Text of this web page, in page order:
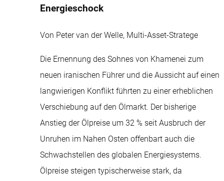
Energieschock
Von Peter van der Welle, Multi-Asset-Stratege
Die Ernennung des Sohnes von Khamenei zum
neuen iranischen Führer und die Aussicht auf einen
langwierigen Konflikt führten zu einer erheblichen
Verschiebung auf den Ölmarkt. Der bisherige
Anstieg der Ölpreise um 32 % seit Ausbruch der
Unruhen im Nahen Osten offenbart auch die
Schwachstellen des globalen Energiesystems.
Ölpreise steigen typischerweise stark, da